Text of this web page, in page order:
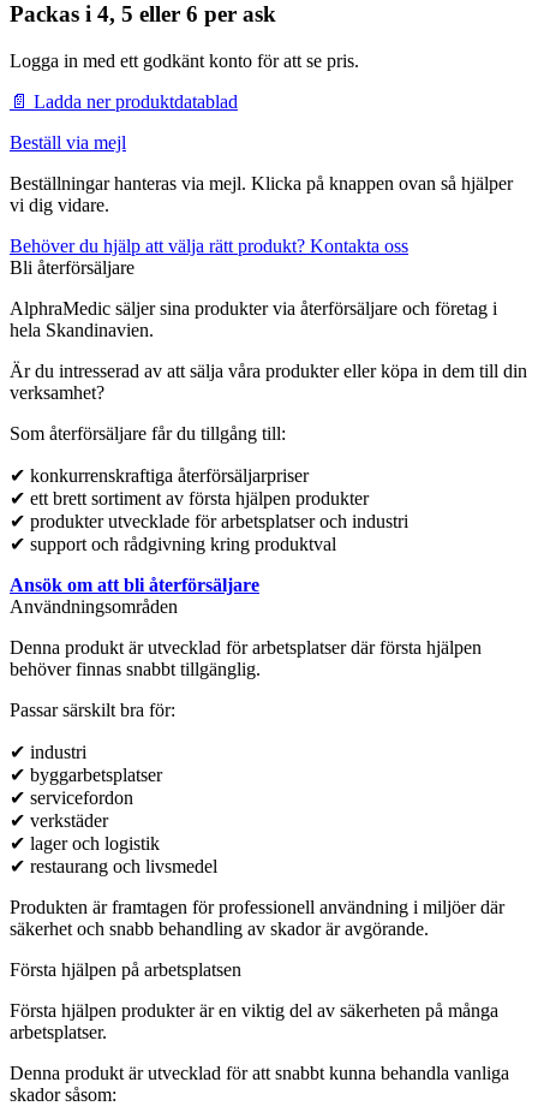
Packas i 4, 5 eller 6 per ask
Logga in med ett godkänt konto för att se pris.
📄 Ladda ner produktdatablad
Beställ via mejl
Beställningar hanteras via mejl. Klicka på knappen ovan så hjälper
vi dig vidare.
Behöver du hjälp att välja rätt produkt? Kontakta oss
Bli återförsäljare
AlphraMedic säljer sina produkter via återförsäljare och företag i
hela Skandinavien.
Är du intresserad av att sälja våra produkter eller köpa in dem till din
verksamhet?
Som återförsäljare får du tillgång till:
✔ konkurrenskraftiga återförsäljarpriser
✔ ett brett sortiment av första hjälpen produkter
✔ produkter utvecklade för arbetsplatser och industri
✔ support och rådgivning kring produktval
Ansök om att bli återförsäljare
Användningsområden
Denna produkt är utvecklad för arbetsplatser där första hjälpen
behöver finnas snabbt tillgänglig.
Passar särskilt bra för:
✔ industri
✔ byggarbetsplatser
✔ servicefordon
✔ verkstäder
✔ lager och logistik
✔ restaurang och livsmedel
Produkten är framtagen för professionell användning i miljöer där
säkerhet och snabb behandling av skador är avgörande.
Första hjälpen på arbetsplatsen
Första hjälpen produkter är en viktig del av säkerheten på många
arbetsplatser.
Denna produkt är utvecklad för att snabbt kunna behandla vanliga
skador såsom: